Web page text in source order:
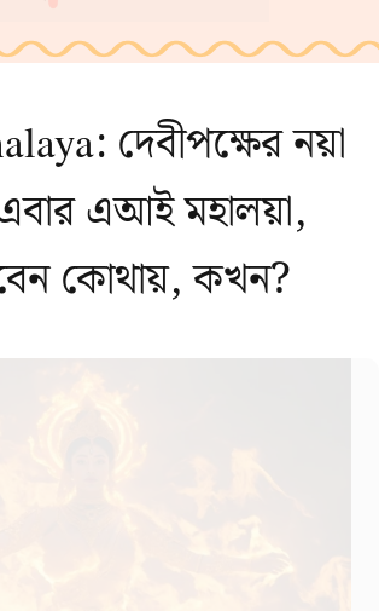
দেবীপক্ষের নয়া
এআই মহালয়া,
কোথায়, কখন?